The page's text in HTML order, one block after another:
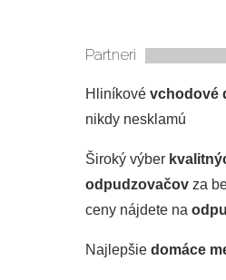
Partneri
Hliníkové vchodové
nikdy nesklamú
Široký výber
odpudzovačov za
ceny nájdete na
Najlepšie domáce